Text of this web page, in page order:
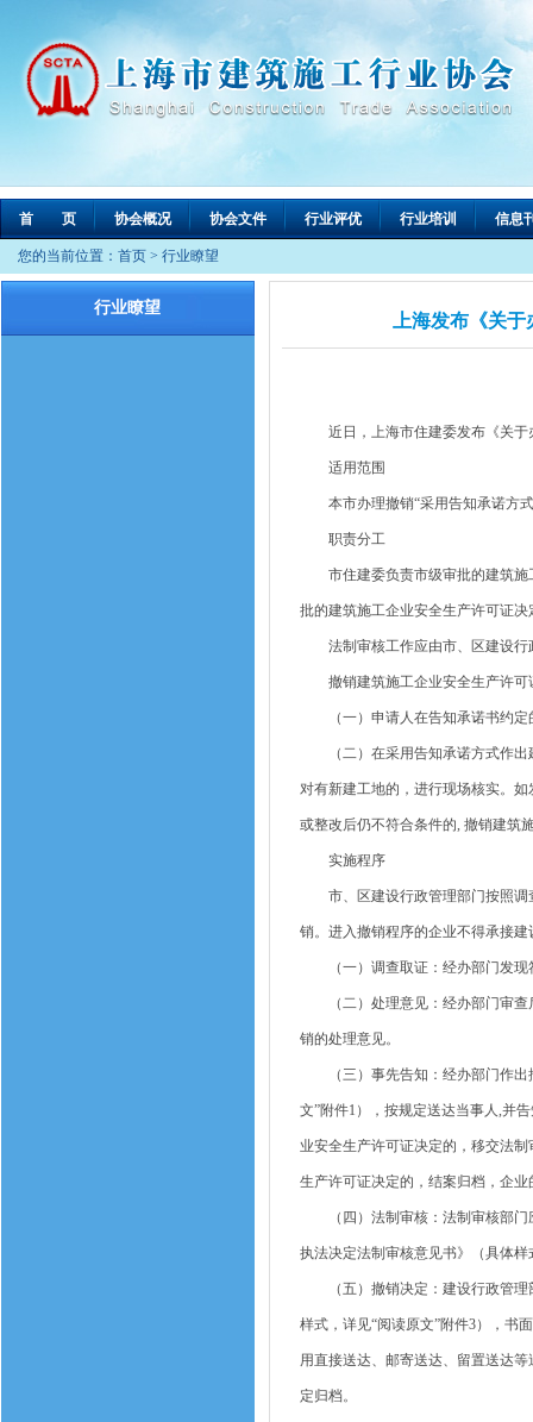
首 页 协会概况 协会文件 行业评优 行业培训 信息
您的当前位置： 首页 > 行业瞭望
行业瞭望
上海发布《关
近日，上海市住建委发布《关于
适用范围
本市办理撤销“采用告知承诺方式
职责分工
市住建委负责市级审批的建筑施
批的建筑施工企业安全生产许可证
法制审核工作应由市、区建设行
撤销建筑施工企业安全生产许可
（一）申请人在告知承诺书约定
（二）在采用告知承诺方式作出
对有新建工地的，进行现场核实。
或整改后仍不符合条件的, 撤销建筑
实施程序
市、区建设行政管理部门按照调
销。进入撤销程序的企业不得承接建
（一）调查取证：经办部门发现
（二）处理意见：经办部门审查
销的处理意见。
（三）事先告知：经办部门作出
文”附件1），按规定送达当事人,并
业安全生产许可证决定的，移交法
生产许可证决定的，结案归档，企
（四）法制审核：法制审核部门
执法决定法制审核意见书》（具体
（五）撤销决定：建设行政管理
样式，详见“阅读原文”附件3），书
用直接送达、邮寄送达、留置送达
定归档。